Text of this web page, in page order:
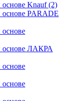
основе Knauf(2)
основе PARADE
основе ЛАКРА